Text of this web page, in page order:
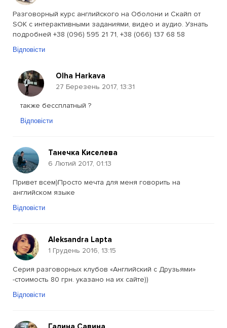
Разговорный курс английского на Оболони и Скайп от
SOK с интерактивными заданиями, видео и аудио. Узнать
подробней +38 (096) 595 21 71, +38 (066) 137 68 58
Відповісти
Olha Harkava
27 Березень 2017, 13:31
также бессплатный ?
Відповісти
Танечка Киселева
6 Лютий 2017, 01:13
Привет всем)Просто мечта для меня говорить на
английском языке
Відповісти
Aleksandra Lapta
1 Грудень 2016, 13:15
Серия разговорных клубов «Английский с Друзьями»
-стоимость 80 грн. указано на их сайте))
Відповісти